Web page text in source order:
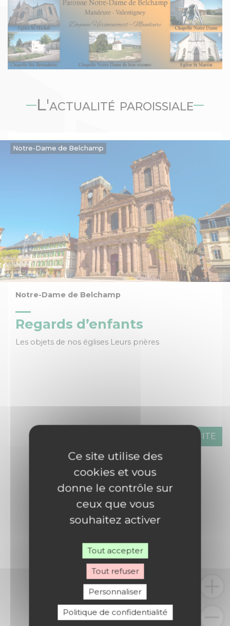
L'actualité paroissiale
Notre-Dame de Belchamp
Notre-Dame de Belchamp
Regards d’enfants
Les objets de nos églises Leurs prières
LIRE LA SUITE
VOIR TOUTES LES ACTUALITÉS
Ce site utilise des
cookies et vous
donne le contrôle sur
ceux que vous
souhaitez activer
Tout accepter
Tout refuser
Personnaliser
Politique de confidentialité